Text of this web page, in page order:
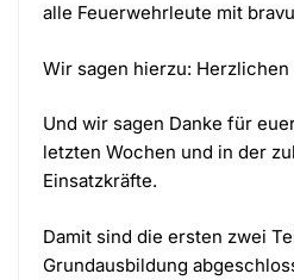
alle Feuerwehrleute mit
Wir sagen hierzu:
Und wir sagen Danke für
letzten Wochen und in der
Einsatzkräfte.
Damit sind die ersten zwei
Grundausbildung